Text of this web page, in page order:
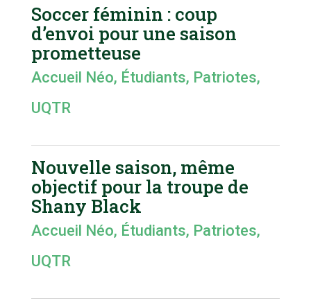
Soccer féminin : coup
d’envoi pour une saison
prometteuse
Accueil Néo, Étudiants, Patriotes,
UQTR
Nouvelle saison, même
objectif pour la troupe de
Shany Black
Accueil Néo, Étudiants, Patriotes,
UQTR